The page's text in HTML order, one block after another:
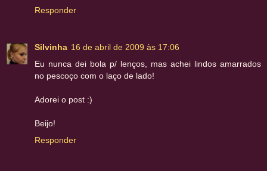
Responder
Silvinha 16 de abril de 2009 às 17:06
Eu nunca dei bola p/ lenços, mas achei lindos amarrados
no pescoço com o laço de lado!
Adorei o post :)
Beijo!
Responder